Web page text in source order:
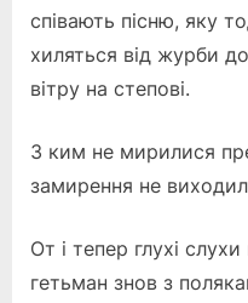
співають пісню, яку
хиляться від журби
вітру на степові.
З ким не мирилися
замирення не
От і тепер глухі
гетьман знов з